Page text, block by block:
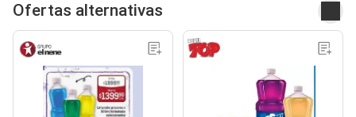
Ofertas alternativas